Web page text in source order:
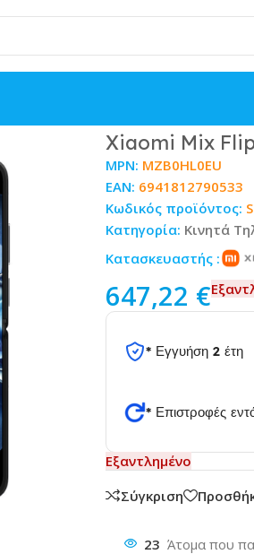
Xiaomi Mix
Κατασκευαστής :
MPN: MZB0HL0EU
EAN: 6941812790533
Κωδικός προϊόντος:
Κατηγορία: Κινητά
647,22 €
* Εγγυήση 2 έτη
* Επιστροφές
Εξαντλημένο
Σύγκριση
23 Άτομα που